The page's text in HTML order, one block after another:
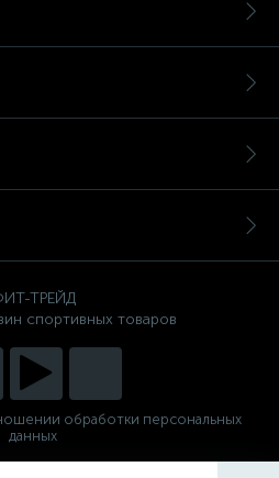
ТРЕЙД
спортивных товаров
обработки персональных
данных
тренажеров для дома и